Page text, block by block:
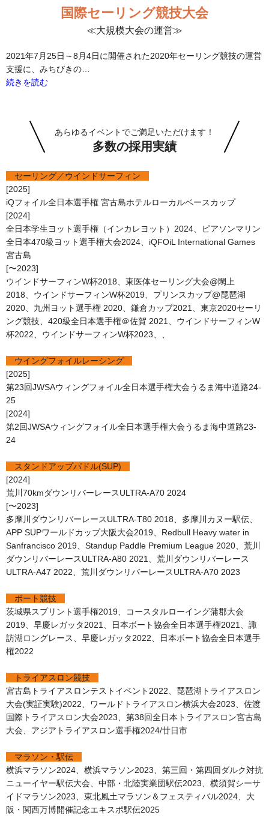
国際セーリング競技大会
≪大規模大会の運営≫
2021年7月25日～8月4日に開催された2020年セーリング競技の運営
支援に、みちびきの…
続きを読む
あらゆるイベントでご満足いただけます！
多数の採用実績
セーリング／ウインドサーフィン
[2025]
iQフォイル全日本選手権 宮古島ホテルローカルベースカップ
[2024]
全日本学生ヨット選手権（インカレヨット）2024、ピアソンマリン
全日本470級ヨット選手権大会2024、iQFOiL International Games
宮古島
[〜2023]
ウインドサーフィンW杯2018、東医体セーリング大会@閖上
2018、ウインドサーフィンW杯2019、プリンスカップ@琵琶湖
2020、九州ヨット選手権 2020、鎌倉カップ2021、東京2020セーリ
ング競技、420級全日本選手権＠佐賀 2021、ウインドサーフィンW
杯2022、ウインドサーフィンW杯2023、、
ウイングフォイルレーシング
[2025]
第23回JWSAウィングフォイル全日本選手権大会うるま海中道路24-
25
[2024]
第2回JWSAウィングフォイル全日本選手権大会うるま海中道路23-
24
スタンドアップパドル(SUP)
[2024]
荒川70kmダウンリバーレースULTRA-A70 2024
[〜2023]
多摩川ダウンリバーレースULTRA-T80 2018、多摩川カヌー駅伝、
APP SUPワールドカップ大阪大会2019、Redbull Heavy water in
Sanfrancisco 2019、Standup Paddle Premium League 2020、荒川
ダウンリバーレースULTRA-A80 2021、荒川ダウンリバーレース
ULTRA-A47 2022、荒川ダウンリバーレースULTRA-A70 2023
ボート競技
茨城県スプリント選手権2019、コースタルローイング蒲郡大会
2019、早慶レガッタ2021、日本ボート協会全日本選手権2021、諏
訪湖ロングレース、早慶レガッタ2022、日本ボート協会全日本選手
権2022
トライアスロン競技
宮古島トライアスロンテストイベント2022、琵琶湖トライアスロン
大会(実証実験)2022、ワールドトライアスロン横浜大会2023、佐渡
国際トライアスロン大会2023、第38回全日本トライアスロン宮古島
大会、アジアトライアスロン選手権2024/廿日市
マラソン・駅伝
横浜マラソン2024、横浜マラソン2023、第三回・第四回ダルク対抗
ニューイヤー駅伝大会、中部・北陸実業団駅伝2023、横須賀シーサ
イドマラソン2023、東北風土マラソン＆フェスティバル2024、大
阪・関西万博開催記念エキスポ駅伝2025